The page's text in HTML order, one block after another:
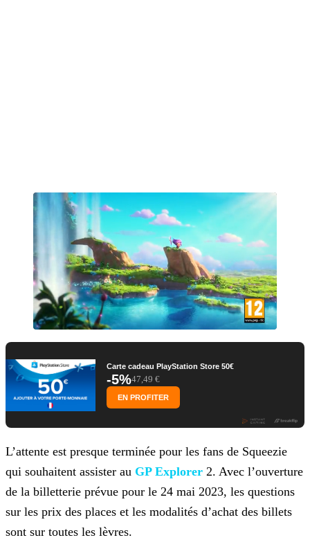
Carte cadeau PlayStation Store 50€
-5%47,49 €
EN PROFITER
L’attente est presque terminée pour les fans de Squeezie
qui souhaitent assister au GP Explorer 2. Avec l’ouverture
de la billetterie prévue pour le 24 mai 2023, les questions
sur les prix des places et les modalités d’achat des billets
sont sur toutes les lèvres.